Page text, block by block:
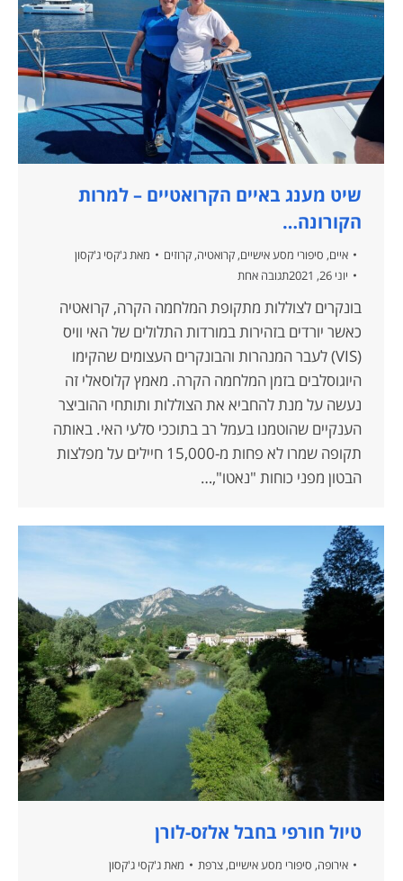
שיט מענג באיים הקרואטיים – למרות
הקורונה…
איים, סיפורי מסע אישיים, קרואטיה, קרוזים מאת ג'קסי ג'קסון
יוני 26, 2021
תגובה אחת
בונקרים לצוללות מתקופת המלחמה הקרה, קרואטיה
כאשר יורדים בזהירות במורדות התלולים של האי וויס
(VIS) לעבר המנהרות והבונקרים העצומים שהקימו
היוגוסלבים בזמן המלחמה הקרה. מאמץ קלוסאלי זה
נעשה על מנת להחביא את הצוללות ותותחי ההוביצר
הענקיים שהוטמנו בעמל רב בתוככי סלעי האי. באותה
תקופה שמרו לא פחות מ-15,000 חיילים על מפלצות
הבטון מפני כוחות "נאטו",…
טיול חורפי בחבל אלזס-לורן
אירופה, סיפורי מסע אישיים, צרפת מאת ג'קסי ג'קסון